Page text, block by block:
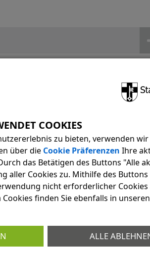
zu bieten, verwenden
über die Cookie Präferenzen Ihre
das Betätigen des Buttons "Alle
aller Cookies zu. Mithilfe des Buttons
nicht erforderlicher Cookies
finden Sie ebenfalls in
ALLE